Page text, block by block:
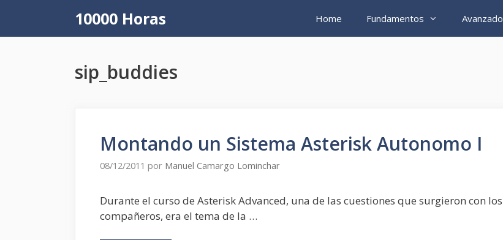
contenido
10000 Horas Home Fundamentos Avanzado
sip_buddies
Montando un Sistema Asterisk Autonomo I
08/12/2011 por Manuel Camargo Lominchar
Durante el curso de Asterisk Advanced, una de las cuestiones que surgieron con los
compañeros, era el tema de la …